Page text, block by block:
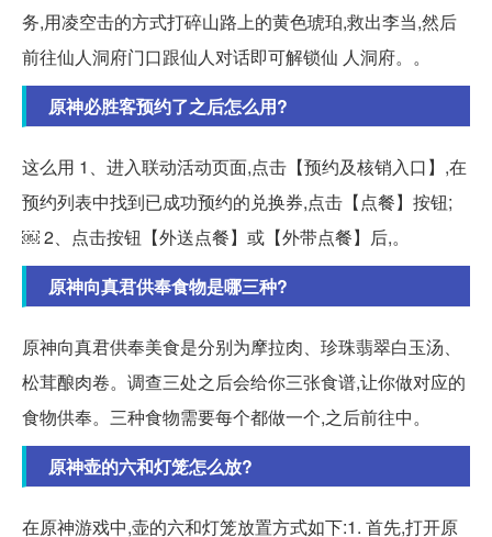
务,用凌空击的方式打碎山路上的黄色琥珀,救出李当,然后
前往仙人洞府门口跟仙人对话即可解锁仙 人洞府。。
原神必胜客预约了之后怎么用?
这么用 1、进入联动活动页面,点击【预约及核销入口】,在
预约列表中找到已成功预约的兑换券,点击【点餐】按钮;
￼ 2、点击按钮【外送点餐】或【外带点餐】后,。
原神向真君供奉食物是哪三种?
原神向真君供奉美食是分别为摩拉肉、珍珠翡翠白玉汤、
松茸酿肉卷。调查三处之后会给你三张食谱,让你做对应的
食物供奉。三种食物需要每个都做一个,之后前往中。
原神壶的六和灯笼怎么放?
在原神游戏中,壶的六和灯笼放置方式如下:1. 首先,打开原